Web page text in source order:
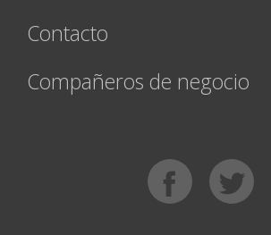
Contacto
Compañeros de negocio